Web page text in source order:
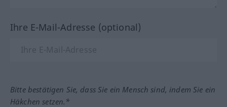
Ihre E-Mail-Adresse (optional)
Bitte bestätigen Sie, dass Sie ein Mensch sind, indem Sie ein
Häkchen setzen.*